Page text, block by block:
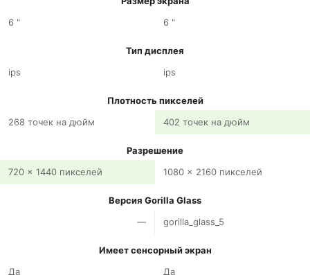
6 "
6 "
Тип дисплея
ips
ips
Плотность пикселей
268 точек на дюйм
402 точек на дюйм
Разрешение
720 x 1440 пикселей
1080 x 2160 пикселей
Версия Gorilla Glass
—
gorilla_glass_5
Имеет сенсорный экран
Да
Да